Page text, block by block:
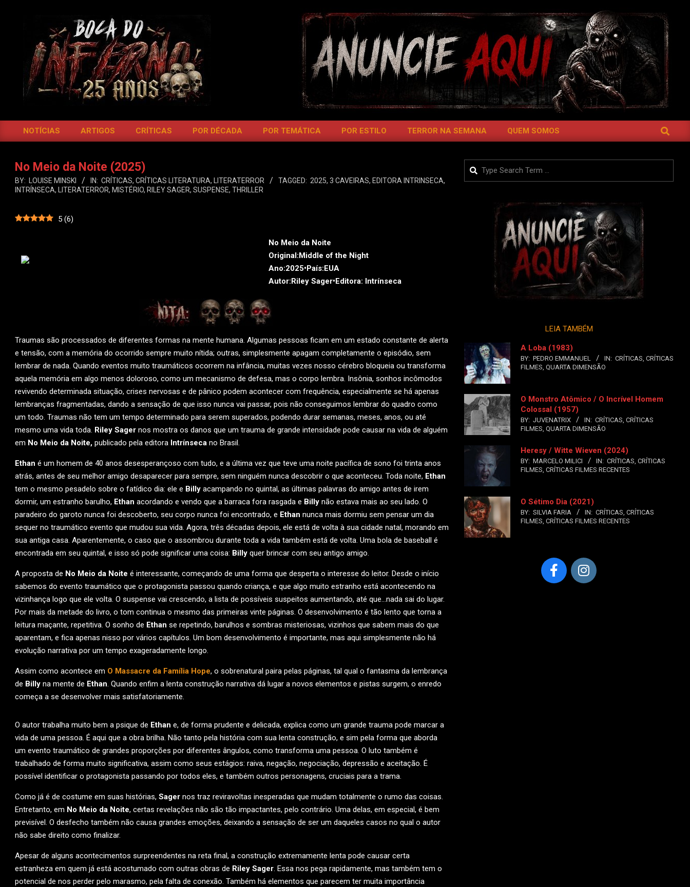
BOCA
DO
Primary
Menu
NOTÍCIAS ARTIGOS CRÍTICAS POR DÉCADA POR TEMÁTICA POR ESTILO TERROR NA SEMANA QUEM SOMOS SEARCH
No Meio da Noite (2025)
BY: LOUISE MINSKI IN: CRÍTICAS, CRÍTICAS LITERATURA, LITERATERROR TAGGED: 2025, 3 CAVEIRAS, EDITORA INTRINSECA,
INTRÍNSECA, LITERATERROR, MISTÉRIO, RILEY SAGER, SUSPENSE, THRILLER
5 (6)
No Meio da Noite
Original:Middle of the Night
Ano:2025•País:EUA
Autor:Riley Sager•Editora: Intrínseca
Traumas são processados de diferentes formas na mente humana. Algumas pessoas ficam em um estado constante de alerta
e tensão, com a memória do ocorrido sempre muito nítida; outras, simplesmente apagam completamente o episódio, sem
lembrar de nada. Quando eventos muito traumáticos ocorrem na infância, muitas vezes nosso cérebro bloqueia ou transforma
aquela memória em algo menos doloroso, como um mecanismo de defesa, mas o corpo lembra. Insônia, sonhos incômodos
revivendo determinada situação, crises nervosas e de pânico podem acontecer com frequência, especialmente se há apenas
lembranças fragmentadas, dando a sensação de que isso nunca vai passar, pois não conseguimos lembrar do quadro como
um todo. Traumas não tem um tempo determinado para serem superados, podendo durar semanas, meses, anos, ou até
mesmo uma vida toda. Riley Sager nos mostra os danos que um trauma de grande intensidade pode causar na vida de alguém
em No Meio da Noite, publicado pela editora Intrínseca no Brasil.
Ethan é um homem de 40 anos desesperançoso com tudo, e a última vez que teve uma noite pacífica de sono foi trinta anos
atrás, antes de seu melhor amigo desaparecer para sempre, sem ninguém nunca descobrir o que aconteceu. Toda noite, Ethan
tem o mesmo pesadelo sobre o fatídico dia: ele e Billy acampando no quintal, as últimas palavras do amigo antes de irem
dormir, um estranho barulho, Ethan acordando e vendo que a barraca fora rasgada e Billy não estava mais ao seu lado. O
paradeiro do garoto nunca foi descoberto, seu corpo nunca foi encontrado, e Ethan nunca mais dormiu sem pensar um dia
sequer no traumático evento que mudou sua vida. Agora, três décadas depois, ele está de volta à sua cidade natal, morando em
sua antiga casa. Aparentemente, o caso que o assombrou durante toda a vida também está de volta. Uma bola de baseball é
encontrada em seu quintal, e isso só pode significar uma coisa: Billy quer brincar com seu antigo amigo.
A proposta de No Meio da Noite é interessante, começando de uma forma que desperta o interesse do leitor. Desde o início
sabemos do evento traumático que o protagonista passou quando criança, e que algo muito estranho está acontecendo na
vizinhança logo que ele volta. O suspense vai crescendo, a lista de possíveis suspeitos aumentando, até que…nada sai do lugar.
Por mais da metade do livro, o tom continua o mesmo das primeiras vinte páginas. O desenvolvimento é tão lento que torna a
leitura maçante, repetitiva. O sonho de Ethan se repetindo, barulhos e sombras misteriosas, vizinhos que sabem mais do que
aparentam, e fica apenas nisso por vários capítulos. Um bom desenvolvimento é importante, mas aqui simplesmente não há
evolução narrativa por um tempo exageradamente longo.
Assim como acontece em O Massacre da Família Hope, o sobrenatural paira pelas páginas, tal qual o fantasma da lembrança
de Billy na mente de Ethan. Quando enfim a lenta construção narrativa dá lugar a novos elementos e pistas surgem, o enredo
começa a se desenvolver mais satisfatoriamente.
O autor trabalha muito bem a psique de Ethan e, de forma prudente e delicada, explica como um grande trauma pode marcar a
vida de uma pessoa. É aqui que a obra brilha. Não tanto pela história com sua lenta construção, e sim pela forma que aborda
um evento traumático de grandes proporções por diferentes ângulos, como transforma uma pessoa. O luto também é
trabalhado de forma muito significativa, assim como seus estágios: raiva, negação, negociação, depressão e aceitação. É
possível identificar o protagonista passando por todos eles, e também outros personagens, cruciais para a trama.
Como já é de costume em suas histórias, Sager nos traz reviravoltas inesperadas que mudam totalmente o rumo das coisas.
Entretanto, em No Meio da Noite, certas revelações não são tão impactantes, pelo contrário. Uma delas, em especial, é bem
previsível. O desfecho também não causa grandes emoções, deixando a sensação de ser um daqueles casos no qual o autor
não sabe direito como finalizar.
Apesar de alguns acontecimentos surpreendentes na reta final, a construção extremamente lenta pode causar certa
estranheza em quem já está acostumado com outras obras de Riley Sager. Essa nos pega rapidamente, mas também tem o
potencial de nos perder pelo marasmo, pela falta de conexão. Também há elementos que parecem ter muita importância
Search
LEIA TAMBÉM
A Loba (1983)
BY: PEDRO EMMANUEL IN: CRÍTICAS, CRÍTICAS
FILMES, QUARTA DIMENSÃO
O Monstro Atômico / O Incrível Homem
Colossal (1957)
BY: JUVENATRIX IN: CRÍTICAS, CRÍTICAS
FILMES, QUARTA DIMENSÃO
Heresy / Witte Wieven (2024)
BY: MARCELO MILICI IN: CRÍTICAS, CRÍTICAS
FILMES, CRÍTICAS FILMES RECENTES
O Sétimo Dia (2021)
BY: SILVIA FARIA IN: CRÍTICAS, CRÍTICAS
FILMES, CRÍTICAS FILMES RECENTES